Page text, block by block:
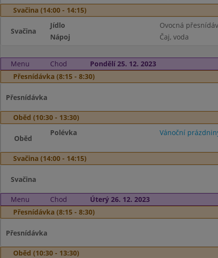
Svačina (14:00 - 14:15)
Svačina
Jídlo
Ovocná
Nápoj
Čaj, voda
Menu Chod
Pondělí 25. 12. 2023
Přesnídávka (8:15 - 8:30)
Přesnídávka
Oběd (10:30 - 13:30)
Oběd
Polévka Vánoční
Svačina (14:00 - 14:15)
Svačina
Menu Chod
Úterý 26. 12. 2023
Přesnídávka (8:15 - 8:30)
Přesnídávka
Oběd (10:30 - 13:30)